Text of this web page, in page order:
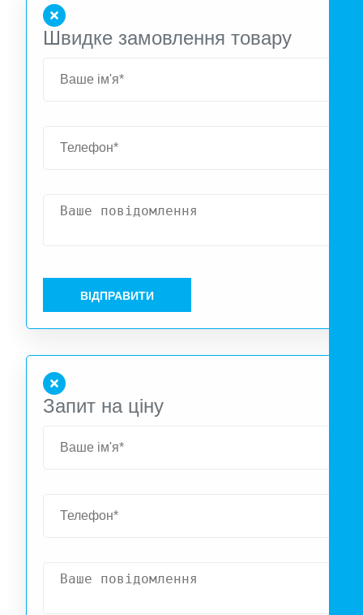
ємністю 5.12 кВт·год та інвертором потужністю 2.5
(пікова — 3.5 кВт), що дозволяє забезпечувати
завдяки інтелектуальному керуванню. Система
форматі Plug&Play. Завдяки інтерфейсам Ethernet,
працює майже безшумно (<30 дБ), має клас захисту IP65
енергоефективності та повного контролю над
енергосистемою.
Швидке замовлення товару
ВІДПРАВИТИ
Запит на ціну